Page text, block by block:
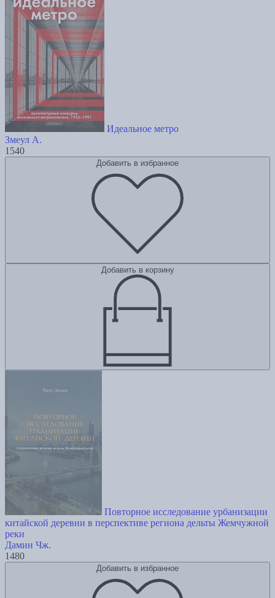
Идеальное метро
Змеул А.
1540
Добавить в избранное
Добавить в корзину
Повторное исследование урбанизации
китайской деревни в перспективе региона дельты Жемчужной
реки
Дамин Чж.
1480
Добавить в избранное